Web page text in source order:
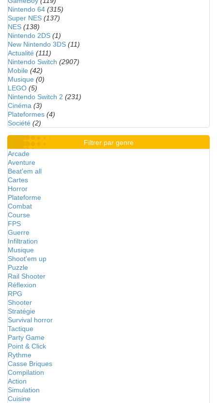
Nintendo 64 (315)
Super NES (137)
NES (138)
Nintendo 2DS (1)
New Nintendo 3DS (11)
Actualité (111)
Nintendo Switch (2907)
Mobile (42)
Musique (0)
LEGO (5)
Nintendo Switch 2 (231)
Cinéma (3)
Plateformes (4)
Société (2)
Filtrer par genre
Arcade
Aventure
Beat'em all
Cartes
Horror
Plateforme
Combat
Course
FPS
Guerre
Infiltration
Musique
Shoot'em up
Puzzle
Rail Shooter
Réflexion
RPG
Shooter
Stratégie
Survival horror
Tactique
Party Game
Point & Click
Rythme
Casse Briques
Compilation
Action
Simulation
Cuisine